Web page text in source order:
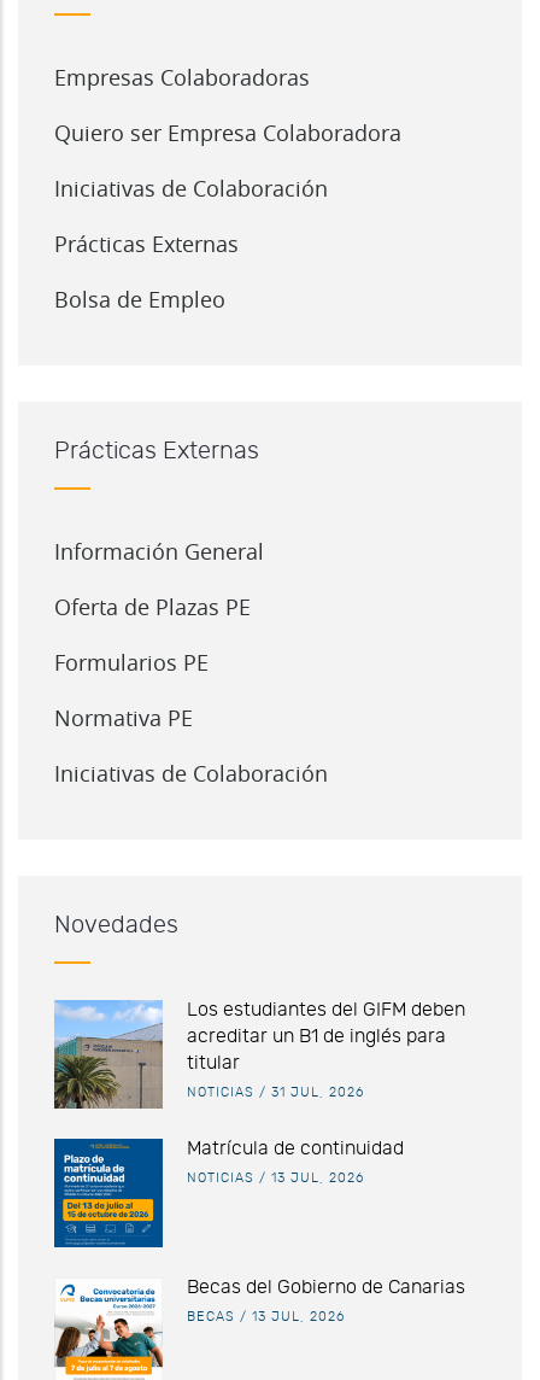
Empresas Colaboradoras
Quiero ser Empresa Colaboradora
Iniciativas de Colaboración
Prácticas Externas
Bolsa de Empleo
Prácticas Externas
Información General
Oferta de Plazas PE
Formularios PE
Normativa PE
Iniciativas de Colaboración
Novedades
Los estudiantes del GIFM deben
acreditar un B1 de inglés para
titular
NOTICIAS / 31 JUL, 2026
Matrícula de continuidad
NOTICIAS / 13 JUL, 2026
Becas del Gobierno de Canarias
BECAS / 13 JUL, 2026